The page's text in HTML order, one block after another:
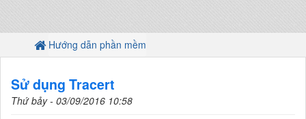
Hướng dẫn phần mềm
Sử dụng Tracert
Thứ bảy - 03/09/2016 10:58